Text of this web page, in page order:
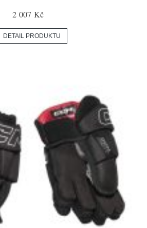
2 007 Kč
DETAIL PRODUKTU